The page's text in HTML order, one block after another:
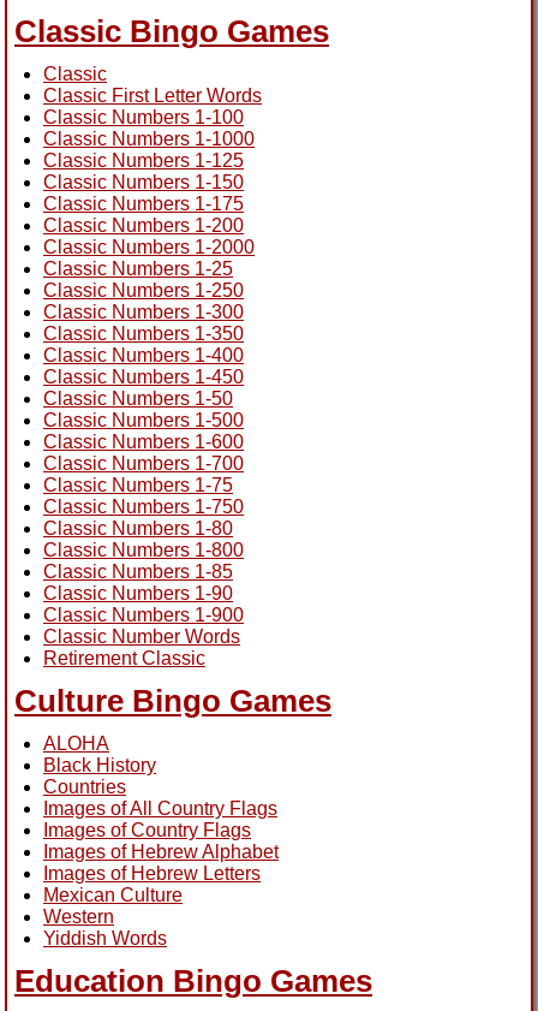
Classic Bingo Games
Classic
Classic First Letter Words
Classic Numbers 1-100
Classic Numbers 1-1000
Classic Numbers 1-125
Classic Numbers 1-150
Classic Numbers 1-175
Classic Numbers 1-200
Classic Numbers 1-2000
Classic Numbers 1-25
Classic Numbers 1-250
Classic Numbers 1-300
Classic Numbers 1-350
Classic Numbers 1-400
Classic Numbers 1-450
Classic Numbers 1-50
Classic Numbers 1-500
Classic Numbers 1-600
Classic Numbers 1-700
Classic Numbers 1-75
Classic Numbers 1-750
Classic Numbers 1-80
Classic Numbers 1-800
Classic Numbers 1-85
Classic Numbers 1-90
Classic Numbers 1-900
Classic Number Words
Retirement Classic
Culture Bingo Games
ALOHA
Black History
Countries
Images of All Country Flags
Images of Country Flags
Images of Hebrew Alphabet
Images of Hebrew Letters
Mexican Culture
Western
Yiddish Words
Education Bingo Games